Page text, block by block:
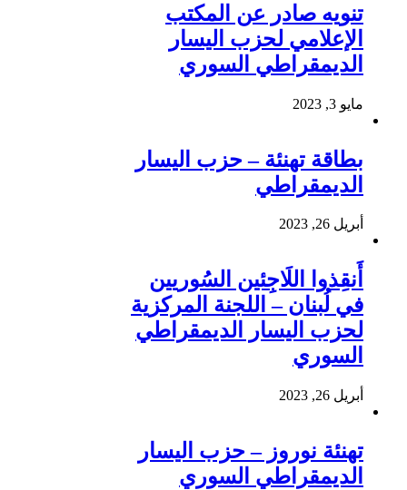
تنويه صادر عن المكتب
الإعلامي لحزب اليسار
الديمقراطي السوري
مايو 3, 2023
بطاقة تهنئة – حزب اليسار
الديمقراطي
أبريل 26, 2023
أَنقِذوا اللَاجِئين السُوريين
في لُبنان – اللجنة المركزية
لحزب اليسار الديمقراطي
السوري
أبريل 26, 2023
تهنئة نوروز – حزب اليسار
الديمقراطي السوري